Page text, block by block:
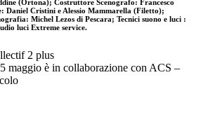
(Ortona); Costruttore Scenografo: Francesco
Daniel Cristini e Alessio Mammarella (Filetto);
Michel Lezos di Pescara; Tecnici suono e luci :
luci Extreme service.
2 plus
maggio è in collaborazione con ACS –